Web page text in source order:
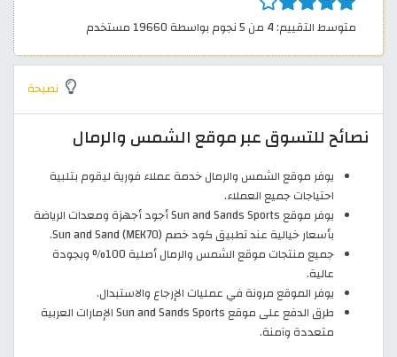
متوسط التقييم: 4 من 5 نجوم بواسطة 19660 مستخدم
نصيحة
نصائح للتسوق عبر موقع الشمس والرمال
يوفر موقع الشمس والرمال خدمة عملاء فورية ليقوم بتلبية
احتياجات جميع العملاء.
يوفر موقع Sun and Sands Sports أجود أجهزة ومعدات الرياضة
بأسعار خيالية عند تطبيق كود خصم Sun and Sand (MEK70).
جميع منتجات موقع الشمس والرمال أصلية 100% وبجودة
عالية.
يوفر الموقع مرونة في عمليات الإرجاع والاستبدال.
طرق الدفع على موقع Sun and Sands Sports الإمارات العربية
متعددة وآمنة.